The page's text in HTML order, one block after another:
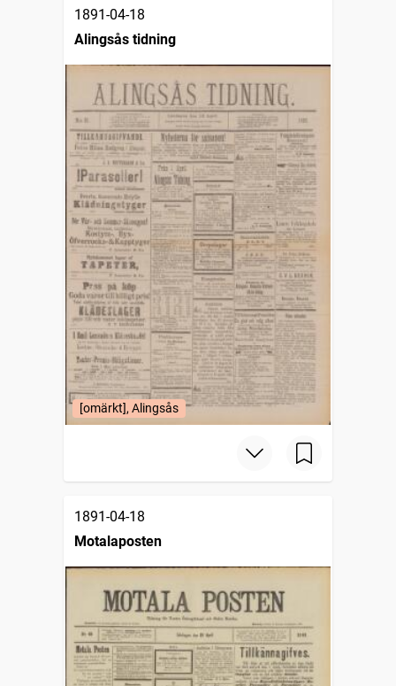
1891-04-18
Alingsås tidning
[omärkt], Alingsås
1891-04-18
Motalaposten